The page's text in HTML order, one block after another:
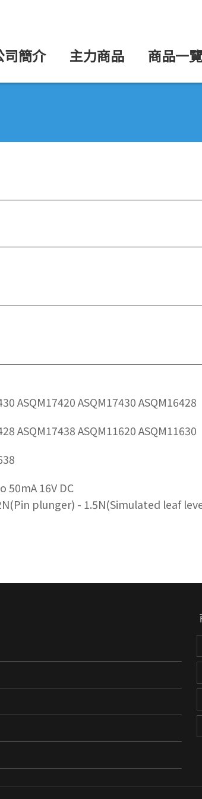
司簡介 主力商品 商品一覽
ASQM17420 ASQM17430 ASQM16428
ASQM17438 ASQM11620 ASQM11630
50mA 16V DC
plunger) - 1.5N(Simulated leaf